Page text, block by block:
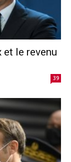
et le revenu
39